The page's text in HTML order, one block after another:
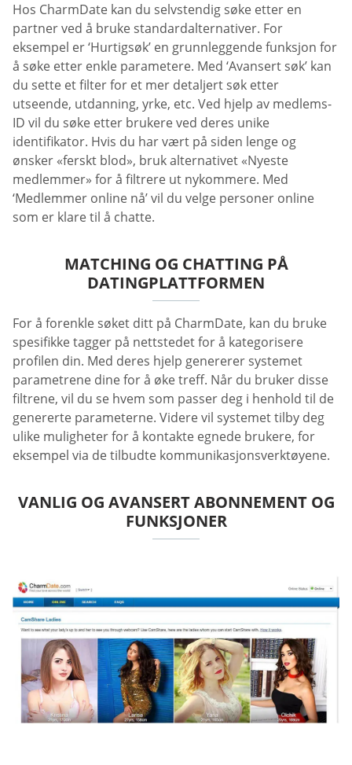
Hos CharmDate kan du selvstendig søke etter en
partner ved å bruke standardalternativer. For
eksempel er ‘Hurtigsøk’ en grunnleggende funksjon for
å søke etter enkle parametere. Med ‘Avansert søk’ kan
du sette et filter for et mer detaljert søk etter
utseende, utdanning, yrke, etc. Ved hjelp av medlems-
ID vil du søke etter brukere ved deres unike
identifikator. Hvis du har vært på siden lenge og
ønsker «ferskt blod», bruk alternativet «Nyeste
medlemmer» for å filtrere ut nykommere. Med
‘Medlemmer online nå’ vil du velge personer online
som er klare til å chatte.
MATCHING OG CHATTING PÅ
DATINGPLATTFORMEN
For å forenkle søket ditt på CharmDate, kan du bruke
spesifikke tagger på nettstedet for å kategorisere
profilen din. Med deres hjelp genererer systemet
parametrene dine for å øke treff. Når du bruker disse
filtrene, vil du se hvem som passer deg i henhold til de
genererte parameterne. Videre vil systemet tilby deg
ulike muligheter for å kontakte egnede brukere, for
eksempel via de tilbudte kommunikasjonsverktøyene.
VANLIG OG AVANSERT ABONNEMENT OG
FUNKSJONER